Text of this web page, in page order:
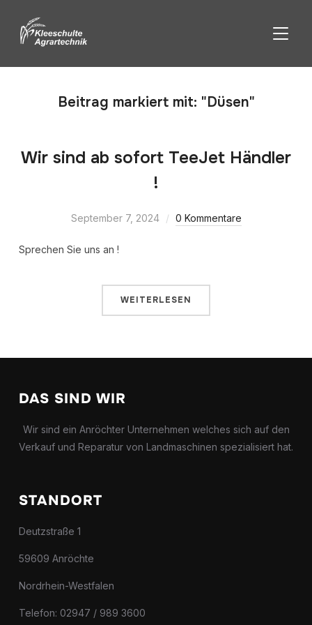
Beitrag markiert mit: "Düsen"
Wir sind ab sofort TeeJet Händler
!
September 7, 2024 0 Kommentare
Sprechen Sie uns an !
WEITERLESEN
DAS SIND WIR
Wir sind ein Anröchter Unternehmen welches sich auf den
Verkauf und Reparatur von Landmaschinen spezialisiert hat.
STANDORT
Deutzstraße 1
59609 Anröchte
Nordrhein-Westfalen
Telefon: 02947 / 989 3600